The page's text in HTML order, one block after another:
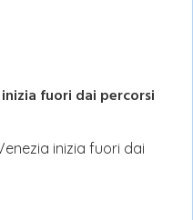
fuori dai percorsi
inizia fuori dai